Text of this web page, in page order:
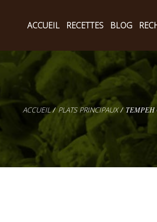
ACCUEIL RECETTES BLOG
PLATS PRINCIPAUX TEMPEH